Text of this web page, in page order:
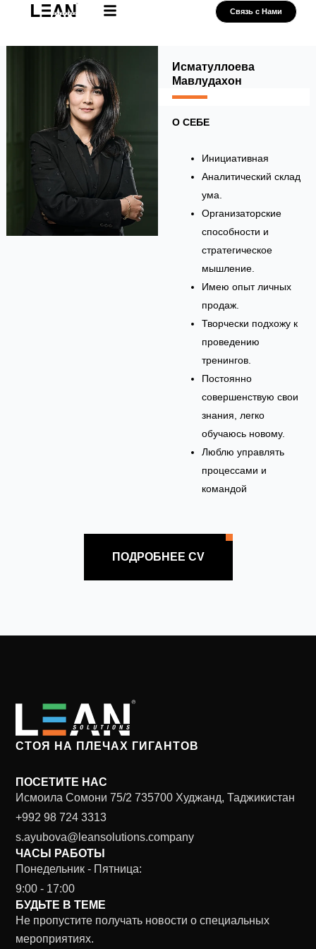
content
Связь с Нами
Исматуллоева
Мавлудахон
О СЕБЕ
Инициативная
Аналитический склад
ума.
Организаторские
способности и
стратегическое
мышление.
Имею опыт личных
продаж.
Творчески подхожу к
проведению
тренингов.
Постоянно
совершенствую свои
знания, легко
обучаюсь новому.
Люблю управлять
процессами и
командой
ПОДРОБНЕЕ CV
СТОЯ НА ПЛЕЧАХ ГИГАНТОВ
ПОСЕТИТЕ НАС
Исмоила Сомони 75/2 735700 Худжанд, Таджикистан
+992 98 724 3313
s.ayubova@leansolutions.company
ЧАСЫ РАБОТЫ
Понедельник - Пятница:
9:00 - 17:00
БУДЬТЕ В ТЕМЕ
Не пропустите получать новости о специальных
мероприятиях.